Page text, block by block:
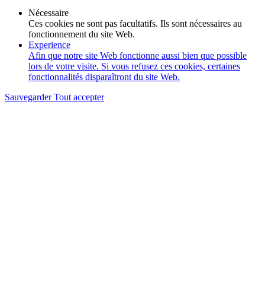
Nécessaire
Ces cookies ne sont pas facultatifs. Ils sont nécessaires au
fonctionnement du site Web.
Experience
Afin que notre site Web fonctionne aussi bien que possible
lors de votre visite. Si vous refusez ces cookies, certaines
fonctionnalités disparaîtront du site Web.
SauvegarderTout accepter